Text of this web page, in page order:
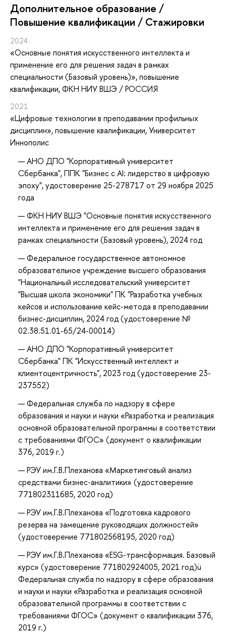
Дополнительное образование /
Повышение квалификации / Стажировки
2024
«Основные понятия искусственного интеллекта и
применение его для решения задач в рамках
специальности (Базовый уровень)», повышение
квалификации, ФКН НИУ ВШЭ / РОССИЯ
2021
«Цифровые технологии в преподавании профильных
дисциплин», повышение квалификации, Университет
Иннополис
АНО ДПО "Корпоративный университет
Сбербанка", ППК "Бизнес с AI: лидерство в цифровую
эпоху", удостоверение 25-278717 от 29 ноября 2025
года
ФКН НИУ ВШЭ "Основные понятия искусственного
интеллекта и применение его для решения задач в
рамках специальности (Базовый уровень), 2024 год
Федеральное государственное автономное
образовательное учреждение высшего образования
"Национальный исследовательский университет
"Высшая школа экономики" ПК "Разработка учебных
кейсов и использование кейс-метода в преподавании
бизнес-дисциплин, 2024 год (удостоверение №
02.38.51.01-65/24-00014)
АНО ДПО "Корпоративный университет
Сбербанка" ПК "Искусственный интеллект и
клиентоцентричность", 2023 год (удостоверение 23-
237552)
Федеральная служба по надзору в сфере
образования и науки и науки «Разработка и реализация
основной образовательной программы в соответствии
с требованиями ФГОС» (документ о квалификации
376, 2019 г.)
РЭУ им.Г.В.Плеханова «Маркетинговый анализ
средствами бизнес-аналитики» (удостоверение
771802311685, 2020 год)
РЭУ им.Г.В.Плеханова «Подготовка кадрового
резерва на замещение руководящих должностей»
(удостоверение 771802568195, 2020 год)
РЭУ им.Г.В.Плеханова «ESG-трансформация. Базовый
курс» (удостоверение 771802924005, 2021 год)ü
Федеральная служба по надзору в сфере образования
и науки и науки «Разработка и реализация основной
образовательной программы в соответствии с
требованиями ФГОС» (документ о квалификации 376,
2019 г.)